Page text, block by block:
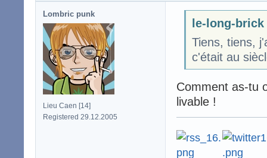
Lombric punk
Lieu Caen [14]
Registered 29.12.2005
le-long-
Tiens, tiens,
c'était au
Comment as-tu
livable !